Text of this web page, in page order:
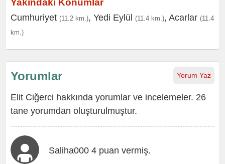
Yakındaki Konumlar
Cumhuriyet (11.2 km.), Yedi Eylül (11.4 km.), Acarlar (11.4
km.)
Yorum Yaz
Yorumlar
Elit Ciğerci hakkında yorumlar ve incelemeler. 26
tane yorumdan oluşturulmuştur.
Saliha000 4 puan vermiş.